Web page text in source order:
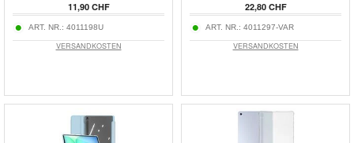
11,90 CHF
ART. NR.: 4011198U
VERSANDKOSTEN
22,80 CHF
ART. NR.: 4011297-VAR
VERSANDKOSTEN